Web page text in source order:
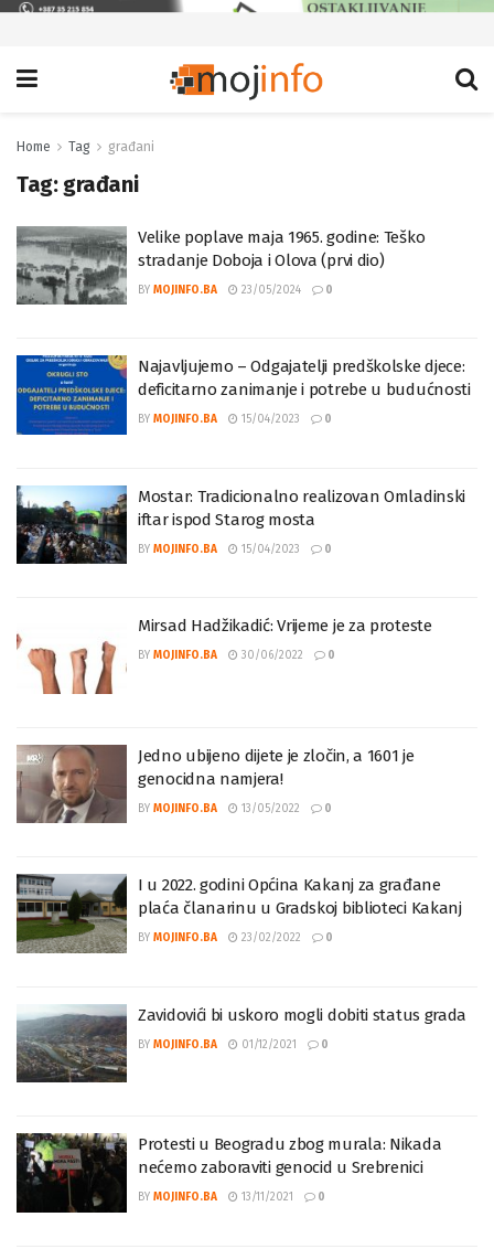
Home Tag građani
Tag: građani
Velike poplave maja 1965. godine: Teško
stradanje Doboja i Olova (prvi dio)
BY MOJINFO.BA 23/05/2024 0
Najavljujemo – Odgajatelji predškolske djece:
deficitarno zanimanje i potrebe u budućnosti
BY MOJINFO.BA 15/04/2023 0
Mostar: Tradicionalno realizovan Omladinski
iftar ispod Starog mosta
BY MOJINFO.BA 15/04/2023 0
Mirsad Hadžikadić: Vrijeme je za proteste
BY MOJINFO.BA 30/06/2022 0
Jedno ubijeno dijete je zločin, a 1601 je
genocidna namjera!
BY MOJINFO.BA 13/05/2022 0
I u 2022. godini Općina Kakanj za građane
plaća članarinu u Gradskoj biblioteci Kakanj
BY MOJINFO.BA 23/02/2022 0
Zavidovići bi uskoro mogli dobiti status grada
BY MOJINFO.BA 01/12/2021 0
Protesti u Beogradu zbog murala: Nikada
nećemo zaboraviti genocid u Srebrenici
BY MOJINFO.BA 13/11/2021 0